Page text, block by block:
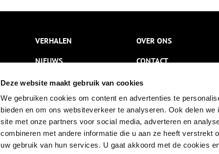
Deze website maakt gebruik van cookies
We gebruiken cookies om content en advertenties te
bieden en om ons websiteverkeer te analyseren. Ook delen
site met onze partners voor social media, adverteren en
combineren met andere informatie die u aan ze heeft verstrekt
uw gebruik van hun services. U gaat akkoord met de cookies
VERHALEN
NIEUWS
KALENDER
THEMA’S
ACTIVITEITEN
VIDEO’S
OVER ONS
CONTACT
NIEUWSBRIEF
DISCLAIMER
PRIVACY
TOEGANKELIJKHEID